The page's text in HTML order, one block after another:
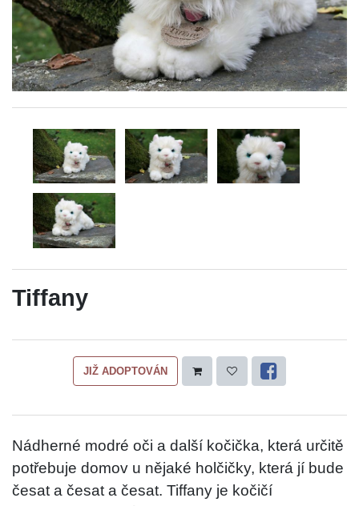
Tiffany
JIŽ ADOPTOVÁN
Nádherné modré oči a další kočička, která určitě
potřebuje domov u nějaké holčičky, která jí bude
česat a česat a česat. Tiffany je kočičí